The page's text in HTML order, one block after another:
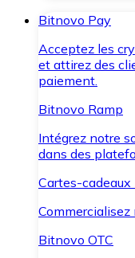
Bitnovo Pay
Acceptez les
et attirez des
paiement.
Bitnovo Ramp
Intégrez notre
dans des
Cartes-
Bitnovo OTC